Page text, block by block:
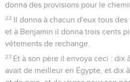
donna des provisions pour le
22 Il donna à chacun d'eux tous
et à Benjamin il donna trois cents
vêtements de rechange.
23 Et à son père il envoya ceci : dix
avait de meilleur en Égypte, et dix